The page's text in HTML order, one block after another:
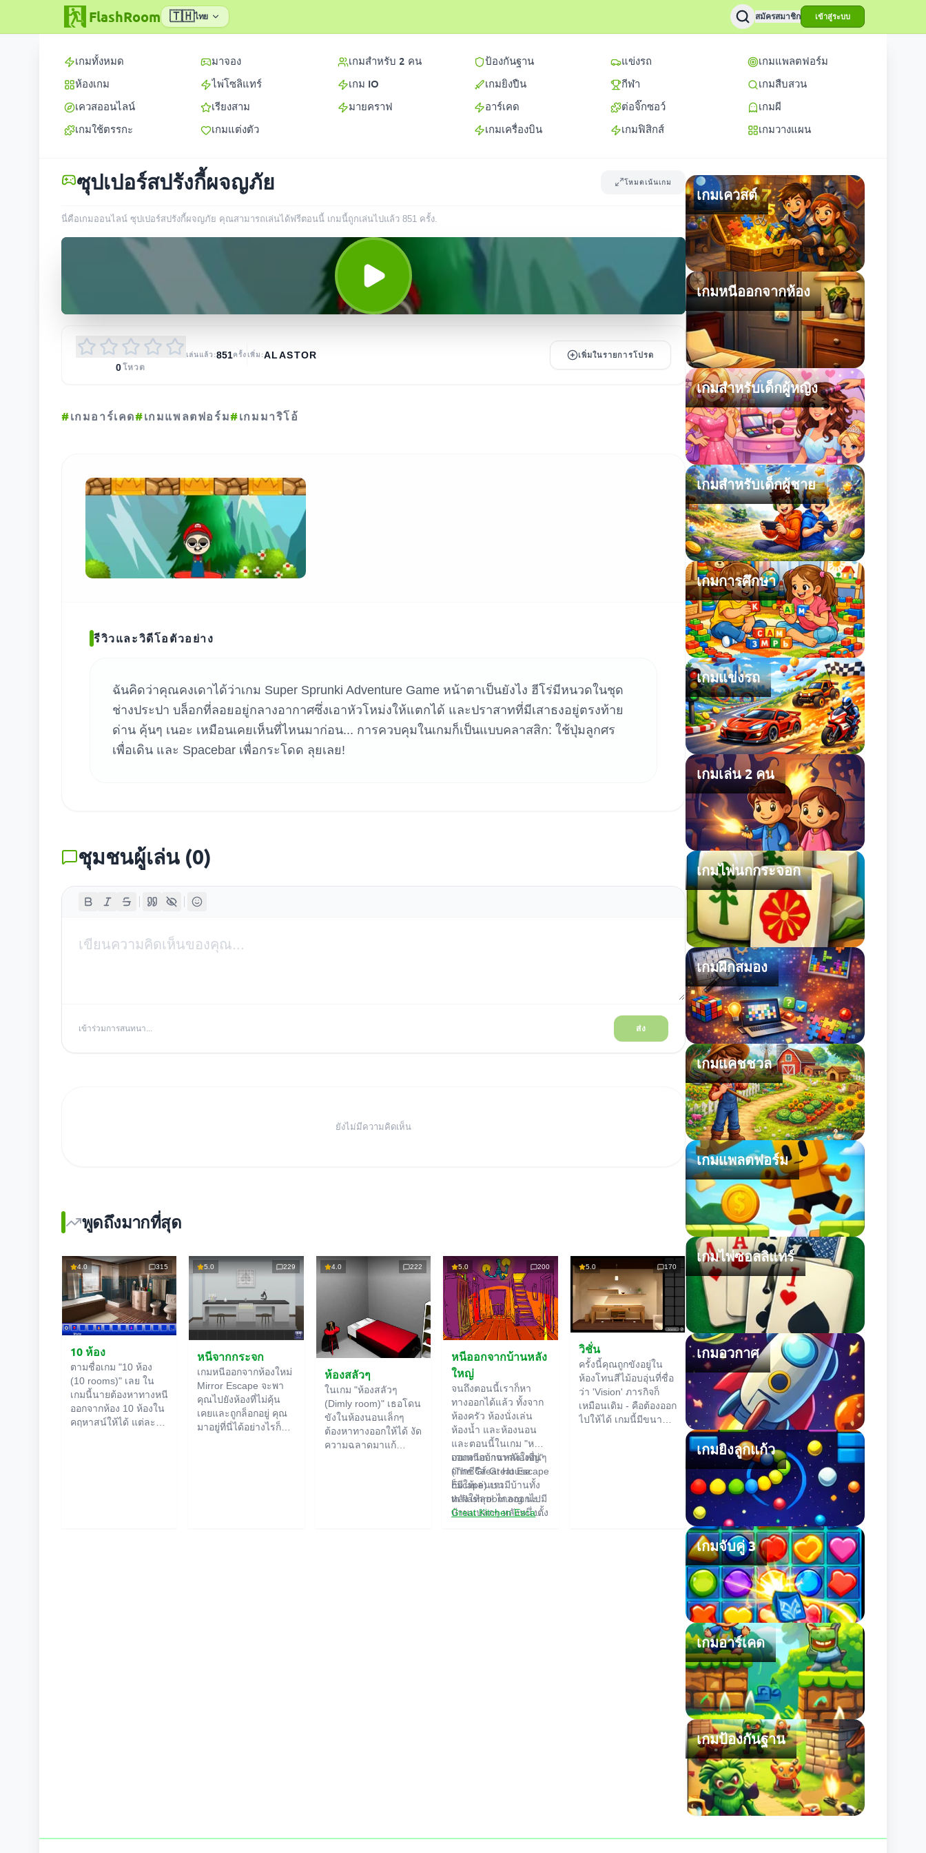
FlashRoom 🇹🇭ไทย สมัครสมาชิก เข้าสู่ระบบ
ค้นหาเกม
เกมทั้งหมด
ห้องเกม
เควสออนไลน์
เกมใช้ตรรกะ
มาจอง
ไพ่โซลิแทร์
เรียงสาม
เกมแต่งตัว
เกมสำหรับ 2 คน
เกม IO
มายคราฟ
ป้องกันฐาน
เกมยิงปืน
อาร์เคด
เกมเครื่องบิน
แข่งรถ
กีฬา
ต่อจิ๊กซอว์
เกมฟิสิกส์
เกมแพลตฟอร์ม
เกมสืบสวน
เกมผี
เกมวางแผน
ซุปเปอร์สปรังกี้ผจญภัย โหมดเน้นเกม
นี่คือเกมออนไลน์ ซุปเปอร์สปรังกี้ผจญภัย คุณสามารถเล่นได้ฟรีตอนนี้ เกมนี้ถูกเล่นไปแล้ว 851 ครั้ง.
0โหวต
เล่นแล้ว:851ครั้ง เพิ่ม:ALASTOR เพิ่มในรายการโปรด
#เกมอาร์เคด#เกมแพลตฟอร์ม#เกมมาริโอ้
รีวิวและวิดีโอตัวอย่าง
ฉันคิดว่าคุณคงเดาได้ว่าเกม Super Sprunki Adventure Game หน้าตาเป็นยังไง ฮีโร่มีหนวดในชุด
ช่างประปา บล็อกที่ลอยอยู่กลางอากาศซึ่งเอาหัวโหม่งให้แตกได้ และปราสาทที่มีเสาธงอยู่ตรงท้าย
ด่าน คุ้นๆ เนอะ เหมือนเคยเห็นที่ไหนมาก่อน... การควบคุมในเกมก็เป็นแบบคลาสสิก: ใช้ปุ่มลูกศร
เพื่อเดิน และ Spacebar เพื่อกระโดด ลุยเลย!
ชุมชนผู้เล่น (0)
เข้าร่วมการสนทนา... ส่ง
ยังไม่มีความคิดเห็น
พูดถึงมากที่สุด
4.0 315
10 ห้อง
ตามชื่อเกม "10 ห้อง
(10 rooms)" เลย ใน
เกมนี้นายต้องหาทางหนี
ออกจากห้อง 10 ห้องใน
คฤหาสน์ให้ได้ แต่ละ
5.0 229
หนีจากกระจก
เกมหนีออกจากห้องใหม่
Mirror Escape จะพา
คุณไปยังห้องที่ไม่คุ้น
เคยและถูกล็อกอยู่ คุณ
มาอยู่ที่นี่ได้อย่างไรก็
4.0 222
ห้องสลัวๆ
ในเกม "ห้องสลัวๆ
(Dimly room)" เธอโดน
ขังในห้องนอนเล็กๆ
ต้องหาทางออกให้ได้ งัด
ความฉลาดมาแก้
5.0 200
หนีออกจากบ้านหลัง
ใหญ่
จนถึงตอนนี้เราก็หา
ทางออกได้แล้ว ทั้งจาก
ห้องครัว ห้องนั่งเล่น
ห้องน้ำ และห้องนอน
และตอนนี้ในเกม "หนี
ออกจากบ้านหลังใหญ่"
(The Great House
Escape) เรามีบ้านทั้ง
หลังให้ลุย! ไกลออกไปมี
บ้านแปลกๆ หลังหนึ่งตั้ง
เกมหนีออกจากห้องอื่นๆ
จากซีรีส์ Great Escape
ก็มีให้เล่นบน
th.flashroom.org นะ:
Great Kitchen Escape
5.0 170
วิชั่น
ครั้งนี้คุณถูกขังอยู่ใน
ห้องโทนสีไม้อบอุ่นที่ชื่อ
ว่า 'Vision' ภารกิจก็
เหมือนเดิม - คือต้องออก
ไปให้ได้ เกมนี้มีขนาด
เกมเควสต์
เกมหนีออกจากห้อง
เกมสำหรับเด็กผู้หญิง
เกมสำหรับเด็กผู้ชาย
เกมการศึกษา
เกมแข่งรถ
เกมเล่น 2 คน
เกมไพ่นกกระจอก
เกมฝึกสมอง
เกมแคชชวล
เกมแพลตฟอร์ม
เกมไพ่ซอลลิแทร์
เกมอวกาศ
เกมยิงลูกแก้ว
เกมจับคู่ 3
เกมอาร์เคด
เกมป้องกันฐาน